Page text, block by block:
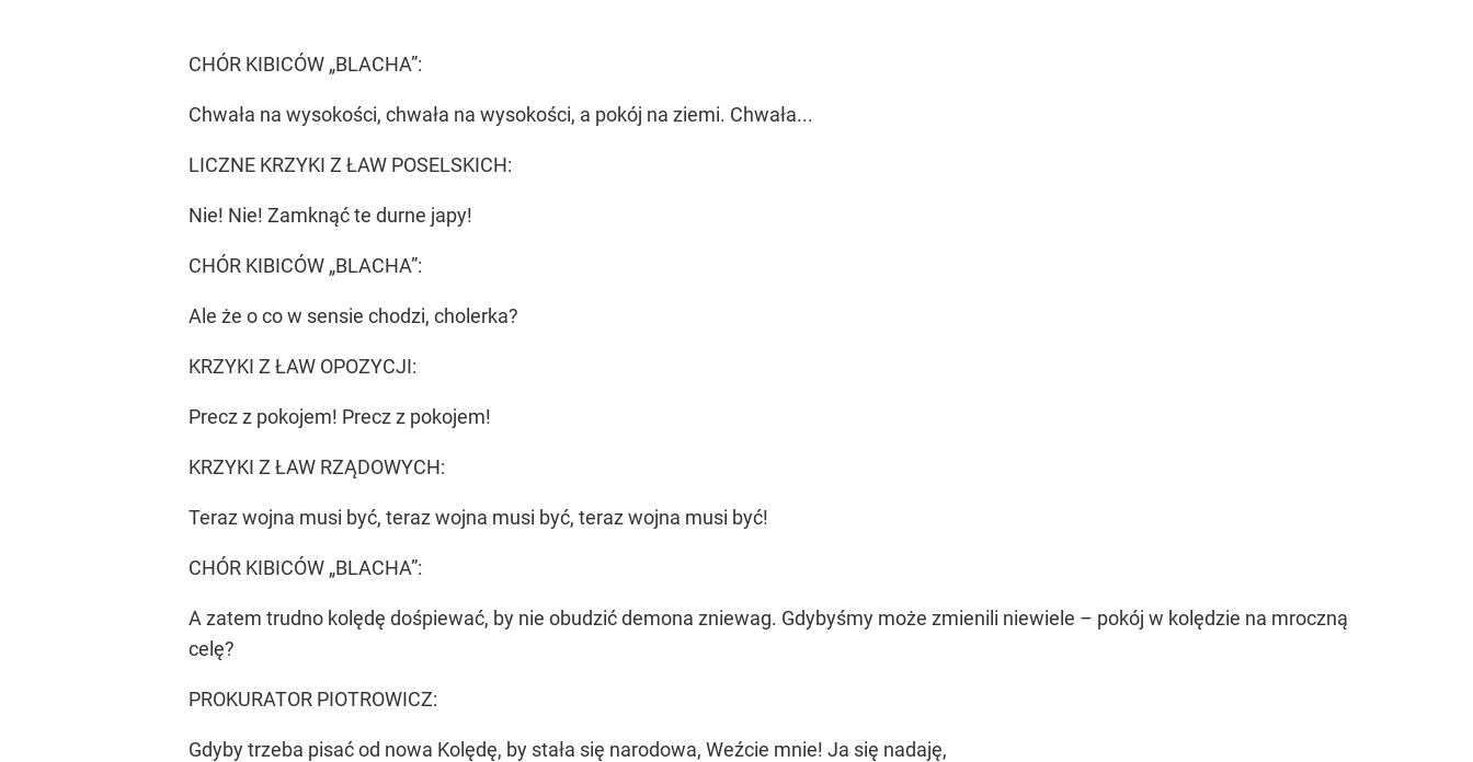
CHÓR KIBICÓW „BLACHA”:
Chwała na wysokości, chwała na wysokości, a pokój na ziemi. Chwała...
LICZNE KRZYKI Z ŁAW POSELSKICH:
Nie! Nie! Zamknąć te durne japy!
CHÓR KIBICÓW „BLACHA”:
Ale że o co w sensie chodzi, cholerka?
KRZYKI Z ŁAW OPOZYCJI:
Precz z pokojem! Precz z pokojem!
KRZYKI Z ŁAW RZĄDOWYCH:
Teraz wojna musi być, teraz wojna musi być, teraz wojna musi być!
CHÓR KIBICÓW „BLACHA”:
A zatem trudno kolędę dośpiewać, by nie obudzić demona zniewag. Gdybyśmy może zmienili niewiele – pokój w kolędzie na mroczną
celę?
PROKURATOR PIOTROWICZ:
Gdyby trzeba pisać od nowa Kolędę, by stała się narodowa, Weźcie mnie! Ja się nadaję,